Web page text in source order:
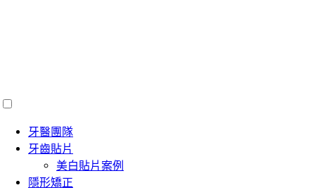
牙醫團隊
牙齒貼片
美白貼片案例
隱形矯正